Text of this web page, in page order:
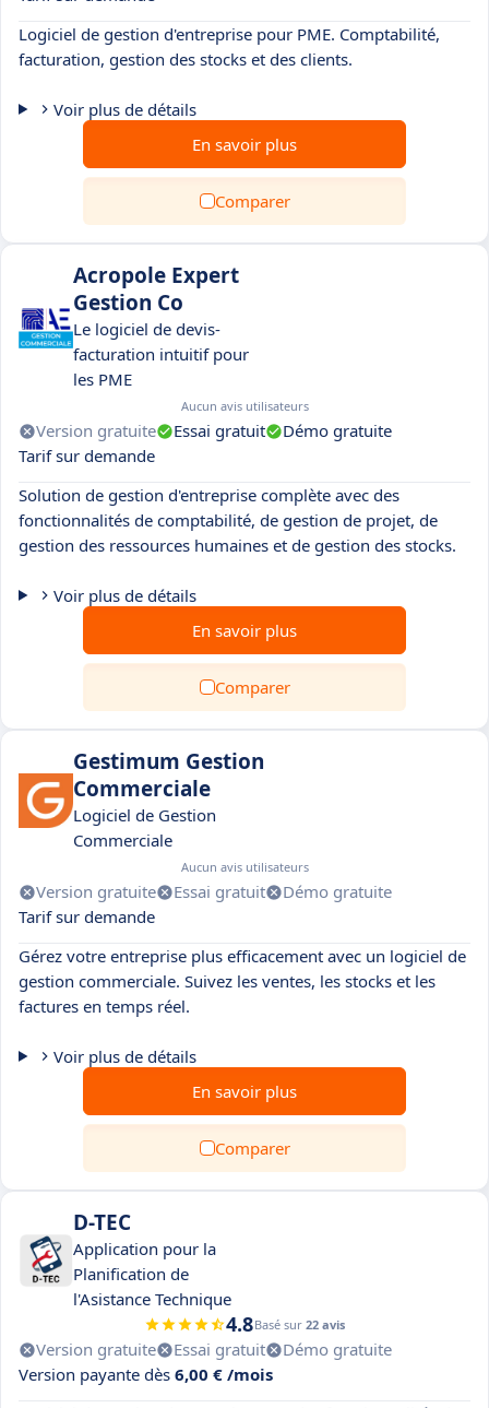
Logiciel de gestion d'entreprise pour PME. Comptabilité,
facturation, gestion des stocks et des clients.
Voir plus de détails
En savoir plus
Comparer
Acropole Expert
Gestion Co
Le logiciel de devis-
facturation intuitif pour
les PME
Aucun avis utilisateurs
Version gratuite Essai gratuit
Démo gratuite
Tarif sur demande
Solution de gestion d'entreprise complète avec des
fonctionnalités de comptabilité, de gestion de projet, de
gestion des ressources humaines et de gestion des stocks.
Voir plus de détails
En savoir plus
Comparer
Gestimum Gestion
Commerciale
Logiciel de Gestion
Commerciale
Aucun avis utilisateurs
Version gratuite Essai gratuit
Démo gratuite
Tarif sur demande
Gérez votre entreprise plus efficacement avec un logiciel de
gestion commerciale. Suivez les ventes, les stocks et les
factures en temps réel.
Voir plus de détails
En savoir plus
Comparer
D-TEC
Application pour la
Planification de
l'Asistance Technique
4.8Basé sur 22 avis
Version gratuite Essai gratuit
Démo gratuite
Version payante dès 6,00 € /mois